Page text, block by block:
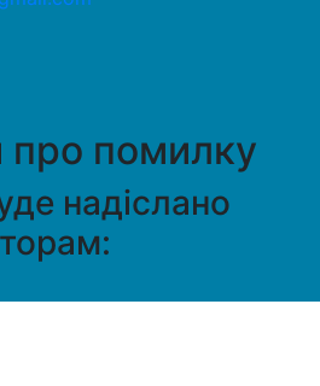
про помилку
надіслано